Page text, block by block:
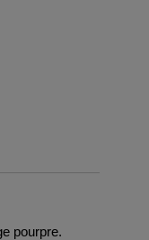
pourpre.